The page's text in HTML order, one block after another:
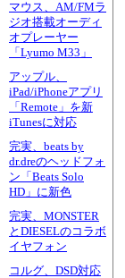
マウス、AM/FMラ
ジオ搭載オーディ
オプレーヤー
「Lyumo M33」
アップル、
iPad/iPhoneアプリ
「Remote」を新
iTunesに対応
完実、beats by
dr.dreのヘッドフォ
ン「Beats Solo
HD」に新色
完実、MONSTER
とDIESELのコラボ
イヤフォン
コルグ、DSD対応